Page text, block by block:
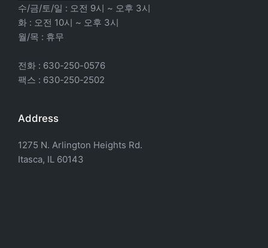
수/금/토/일 : 오전 9시 ~ 오후 3시
화 : 오전 10시 ~ 오후 3시
월/목 : 휴무
전화 : 630-250-0576
팩스 : 630-250-2502
Address
1275 N. Arlington Heights Rd.
Itasca, IL 60143